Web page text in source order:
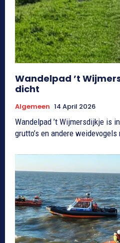
Wandelpad ’t
dicht
Algemeen 14 April 2026
Wandelpad ’t Wijmersdijkje is
grutto’s en andere